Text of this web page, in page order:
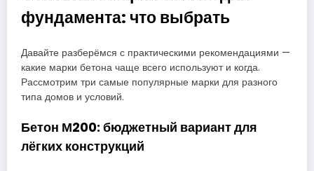
фундамента: что выбрать
Давайте разберёмся с практическими рекомендациями —
какие марки бетона чаще всего используют и когда.
Рассмотрим три самые популярные марки для разного
типа домов и условий.
Бетон М200: бюджетный вариант для
лёгких конструкций